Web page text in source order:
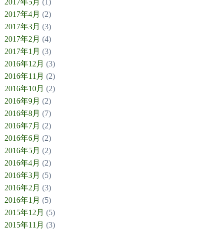
2017年5月 (1)
2017年4月 (2)
2017年3月 (3)
2017年2月 (4)
2017年1月 (3)
2016年12月 (3)
2016年11月 (2)
2016年10月 (2)
2016年9月 (2)
2016年8月 (7)
2016年7月 (2)
2016年6月 (2)
2016年5月 (2)
2016年4月 (2)
2016年3月 (5)
2016年2月 (3)
2016年1月 (5)
2015年12月 (5)
2015年11月 (3)